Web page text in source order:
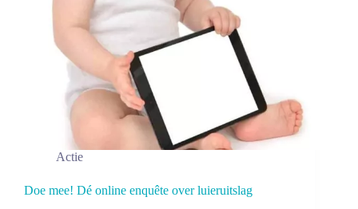
Actie
Doe mee! Dé online enquête over luieruitslag